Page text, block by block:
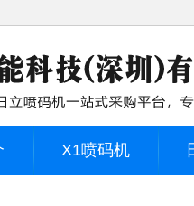
X1喷码机